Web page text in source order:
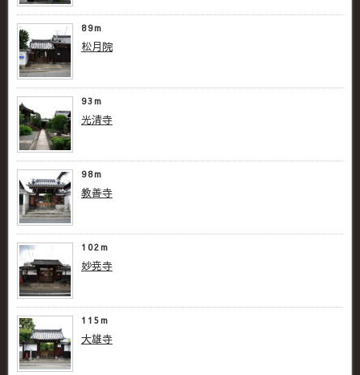
89m
松月院
93m
光清寺
98m
教善寺
102m
妙尭寺
115m
大雄寺